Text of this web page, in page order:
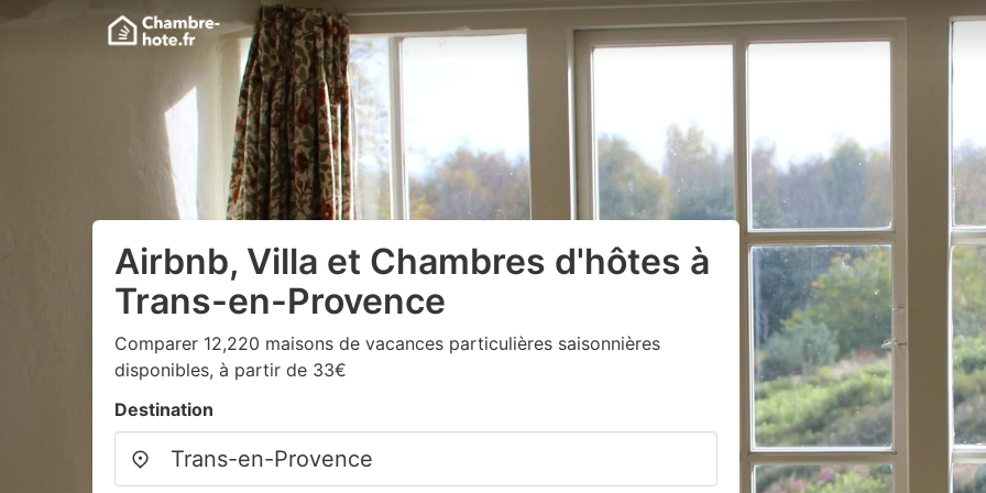
Airbnb, Villa et Chambres d'hôtes à
Trans-en-Provence
Comparer 12,220 maisons de vacances particulières saisonnières
disponibles, à partir de 33€
Destination